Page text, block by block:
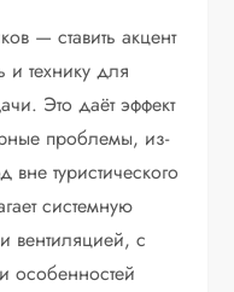
— ставить акцент
и технику для
Это даёт эффект
проблемы, из-
вне туристического
системную
вентиляцией, с
особенностей